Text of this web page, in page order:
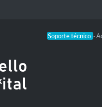
Soporte técnico -